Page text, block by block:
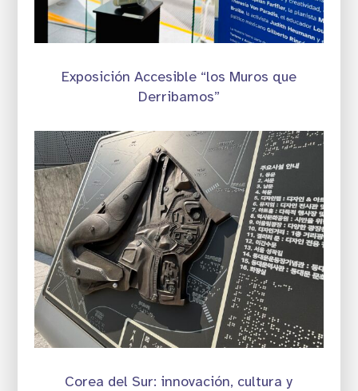
Exposición Accesible “los Muros que
Derribamos”
Corea del Sur: innovación, cultura y